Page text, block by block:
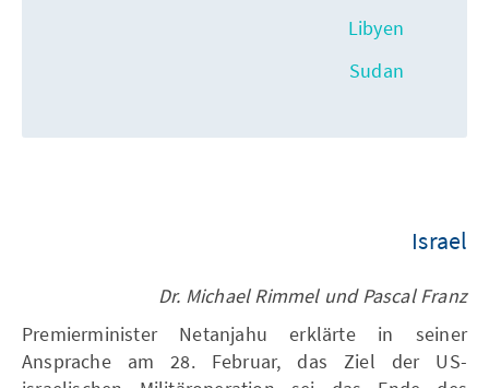
Libyen
Sudan
Israel
Dr. Michael Rimmel und Pascal Franz
Premierminister Netanjahu erklärte in seiner
Ansprache am 28. Februar, das Ziel der US-